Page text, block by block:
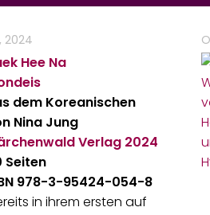
2024
Hee Na
dem Koreanischen
Nina Jung
Verlag 2024
Seiten
978-3-95424-054-8
in ihrem ersten auf